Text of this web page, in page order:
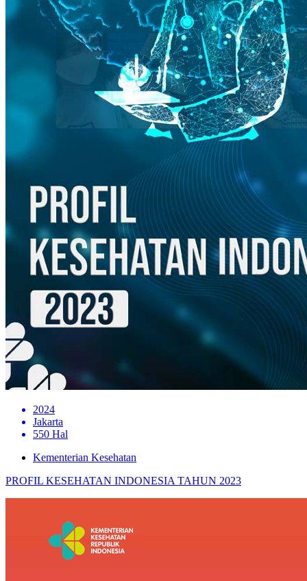
2024
Jakarta
550 Hal
Kementerian Kesehatan
PROFIL KESEHATAN INDONESIA TAHUN 2023